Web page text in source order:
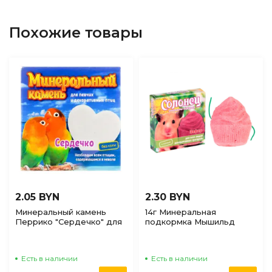
Похожие товары
2.05 BYN
Минеральный камень
Перрико "Сердечко" для
Есть в наличии
2.30 BYN
14г Минеральная
подкормка Мышильд
Есть в наличии